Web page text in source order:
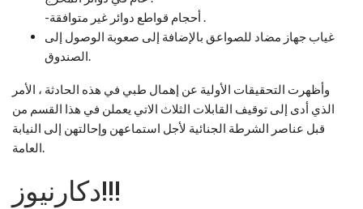
-أحجام قواطع دوائر غير متوافقة .
غياب جهاز مضاد للصواعق بالإضافة إلى صعوبة الوصول إلى
الصندوق.
وأظهرت التحقيقات الأولية عن إهمال طبي في هذه الحادثة ، الأمر
الذي أدى إلى توقيف القابلات الثلاث الاتي يعملن في هذا القسم من
قبل عناصر الشرطة الجنائية لأجل استماعهن وإحالتهن إلى النيابة
العامة.
دكارنيوز!!!